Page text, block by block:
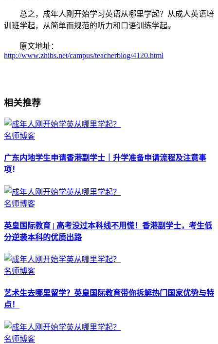
总之，成年人刚开始学习英语从哪里学起？从成人英语培
训班学起，从简单而规范的听力和口语训练学起。
原文地址：
http://www.zhibs.net/campus/teacherblog/4120.html
相关推荐
名师博客
广东内地学生申请香港副学士｜升学准备申请流程及注意事
项！
名师博客
英皇国际教育 | 高考没过本科线不用慌！香港副学士，考生低
分逆袭本科的优质出路
名师博客
艺术生去哪里留学？英皇国际教育带你拆解热门国家优势与特
点！
名师博客